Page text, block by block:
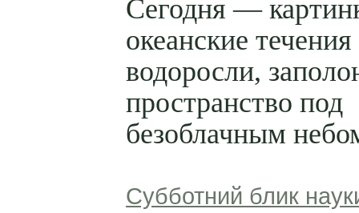
Сегодня —
океанские
водоросли,
пространство под
безоблачным
Субботний блик